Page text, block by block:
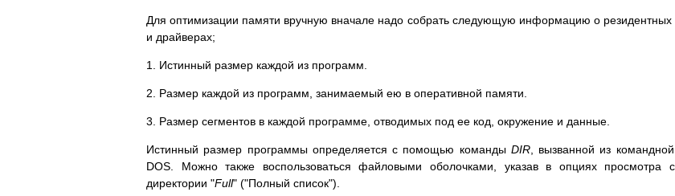
Для оптимизации памяти вручную вначале надо собрать следующую информацию о резидентных
и драйверах;
1. Истинный размер каждой из программ.
2. Размер каждой из программ, занимаемый ею в оперативной памяти.
3. Размер сегментов в каждой программе, отводимых под ее код, окружение и данные.
Истинный размер программы определяется с помощью команды DIR, вызванной из
DOS. Можно также воспользоваться файловыми оболочками, указав в опциях просмотра
директории "Full" ("Полный список").